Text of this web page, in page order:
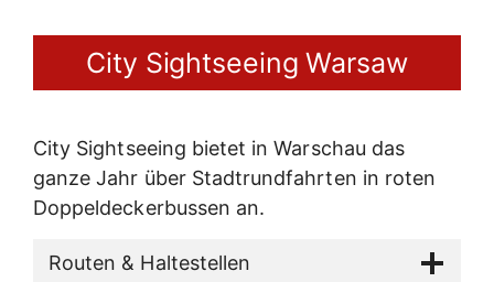
City Sightseeing Warsaw
City Sightseeing bietet in Warschau das
ganze Jahr über Stadtrundfahrten in roten
Doppeldeckerbussen an.
Routen & Haltestellen